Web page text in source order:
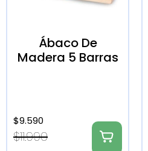
Ábaco De
Madera 5 Barras
$11.990
$9.590